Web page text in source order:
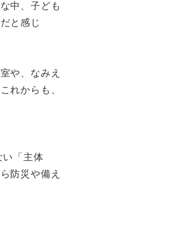
中、子ども
と感じ
や、なみえ
れからも、
い「主体
防災や備え